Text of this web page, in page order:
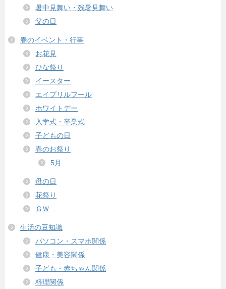
暑中見舞い・残暑見舞い
父の日
春のイベント・行事
お花見
ひな祭り
イースター
エイプリルフール
ホワイトデー
入学式・卒業式
子どもの日
春のお祭り
5月
母の日
花祭り
ＧＷ
生活の豆知識
パソコン・スマホ関係
健康・美容関係
子ども・赤ちゃん関係
料理関係